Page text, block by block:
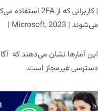
می‌شوند | Microsoft, 2023 |
این آمارها نشان می‌دهند که
دسترسی غیرمجاز است.